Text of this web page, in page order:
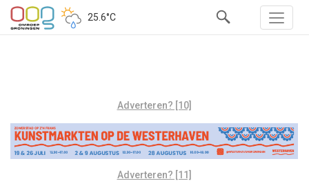
25.6°C
Adverteren? [10]
Adverteren? [11]